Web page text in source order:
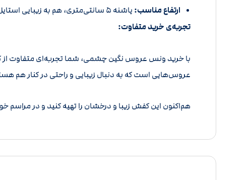
ارتفاع مناسب: پاشنه 5 سانتی‌متری، هم به زیبایی استایل شما می‌افزاید و هم به شما اجازه می‌دهد تا در طول روز بدون درد و خستگی قدم بردارید.
تجربه‌ی خرید متفاوت:
با خرید ونس عروس نگین چشمی، شما تجربه‌ای متفاوت از
عروس‌هایی است که به دنبال زیبایی و راحتی در کنار هم
هم‌اکنون این کفش زیبا و درخشان را تهیه کنید و در مراسم